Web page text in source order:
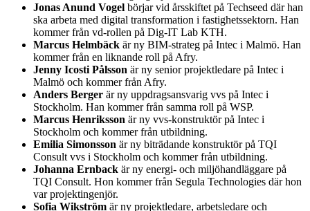
Jonas Anund Vogel börjar vid årsskiftet på Techseed där han
ska arbeta med digital transformation i fastighetssektorn. Han
kommer från vd-rollen på Dig-IT Lab KTH.
Marcus Helmbäck är ny BIM-strateg på Intec i Malmö. Han
kommer från en liknande roll på Afry.
Jenny Icosti Pålsson är ny senior projektledare på Intec i
Malmö och kommer från Afry.
Anders Berger är ny uppdragsansvarig vvs på Intec i
Stockholm. Han kommer från samma roll på WSP.
Marcus Henriksson är ny vvs-konstruktör på Intec i
Stockholm och kommer från utbildning.
Emilia Simonsson är ny biträdande konstruktör på TQI
Consult vvs i Stockholm och kommer från utbildning.
Johanna Ernback är ny energi- och miljöhandläggare på
TQI Consult. Hon kommer från Segula Technologies där hon
var projektingenjör.
Sofia Wikström är ny projektledare, arbetsledare och